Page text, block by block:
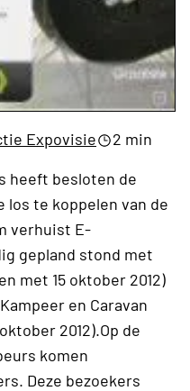
Expovisie
2 min
heeft besloten de
los te koppelen van de
verhuist E-
gepland stond met
met 15 oktober 2012)
en Caravan
2012).Op de
komen
Deze bezoekers